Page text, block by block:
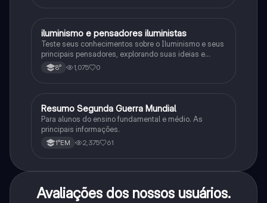
História
iluminismo e pensadores iluministas
Teste seus conhecimentos sobre o Iluminismo e seus
principais pensadores, explorando suas ideias e
impacto histórico.
8° 1,075 0
História
Resumo Segunda Guerra Mundial
Para alunos do ensino fundamental e médio. As
principais informações.
1°EM 2,375 61
Avaliações dos nossos usuários.